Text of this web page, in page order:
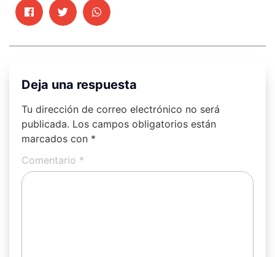
Deja una respuesta
Tu dirección de correo electrónico no será
publicada. Los campos obligatorios están
marcados con *
Comentario *